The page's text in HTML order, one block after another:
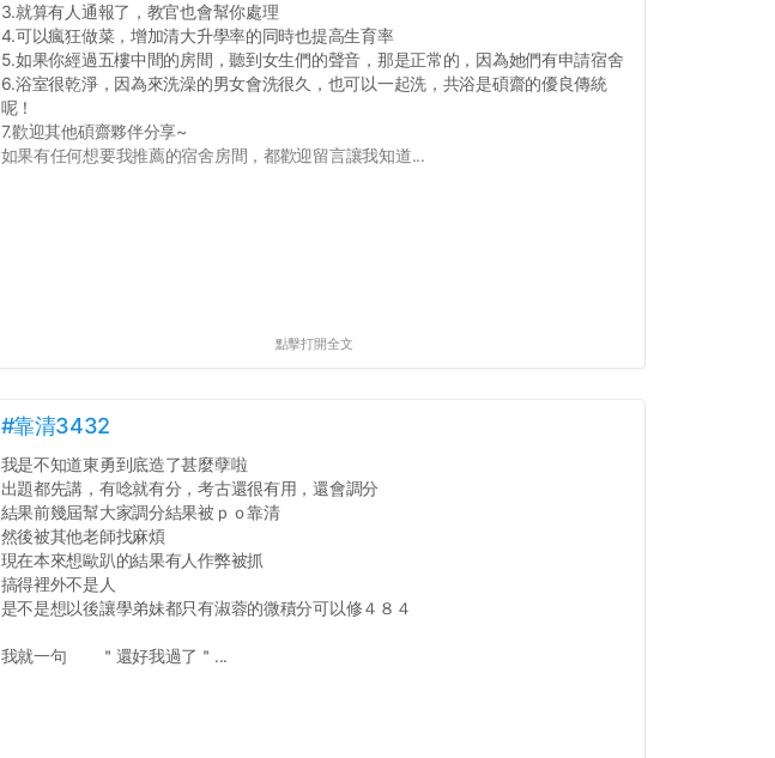
3.就算有人通報了，教官也會幫你處理
4.可以瘋狂做菜，增加清大升學率的同時也提高生育率
5.如果你經過五樓中間的房間，聽到女生們的聲音，那是正常的，因為她們有申請宿舍
6.浴室很乾淨，因為來洗澡的男女會洗很久，也可以一起洗，共浴是碩齋的優良傳統
呢！
7.歡迎其他碩齋夥伴分享~
如果有任何想要我推薦的宿舍房間，都歡迎留言讓我知道...
點擊打開全文
#靠清3432
我是不知道東勇到底造了甚麼孽啦
出題都先講，有唸就有分，考古還很有用，還會調分
結果前幾屆幫大家調分結果被ｐｏ靠清
然後被其他老師找麻煩
現在本來想歐趴的結果有人作弊被抓
搞得裡外不是人
是不是想以後讓學弟妹都只有淑蓉的微積分可以修４８４
我就一句 ＂還好我過了＂...